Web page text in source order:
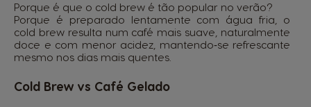
Porque é que o cold brew é tão popular no verão?
Porque é preparado lentamente com água fria, o
cold brew resulta num café mais suave, naturalmente
doce e com menor acidez, mantendo‑se refrescante
mesmo nos dias mais quentes.
Cold Brew vs Café Gelado